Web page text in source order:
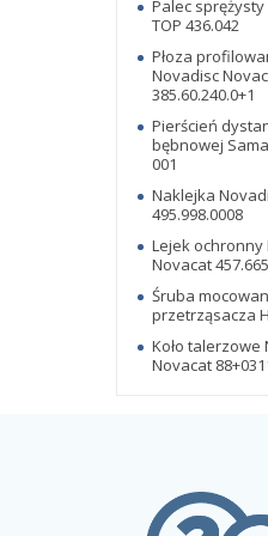
Palec
TOP 436.042
Płoza
Novadisc
385.60.240.0+1
Pierścień
bębnowej
001
Naklejka
495.998.0008
Lejek ochronny
Novacat 457.665
Śruba
przetrząsacza
Koło talerzowe
Novacat